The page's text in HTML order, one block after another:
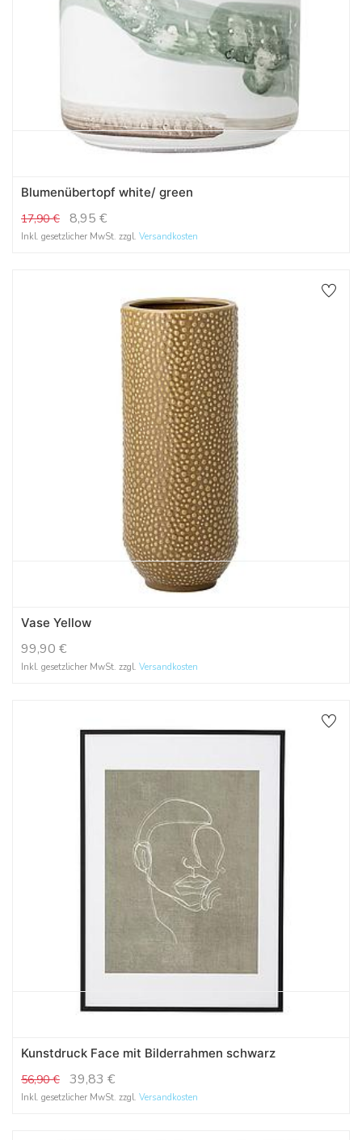
Blumenübertopf white/ green
17,90€ 8,95 €
Inkl. gesetzlicher MwSt. zzgl. Versandkosten
Vase Yellow
99,90 €
Inkl. gesetzlicher MwSt. zzgl. Versandkosten
Kunstdruck Face mit Bilderrahmen schwarz
56,90€ 39,83 €
Inkl. gesetzlicher MwSt. zzgl. Versandkosten